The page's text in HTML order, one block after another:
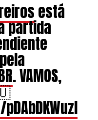
está
partida
. VAMOS,